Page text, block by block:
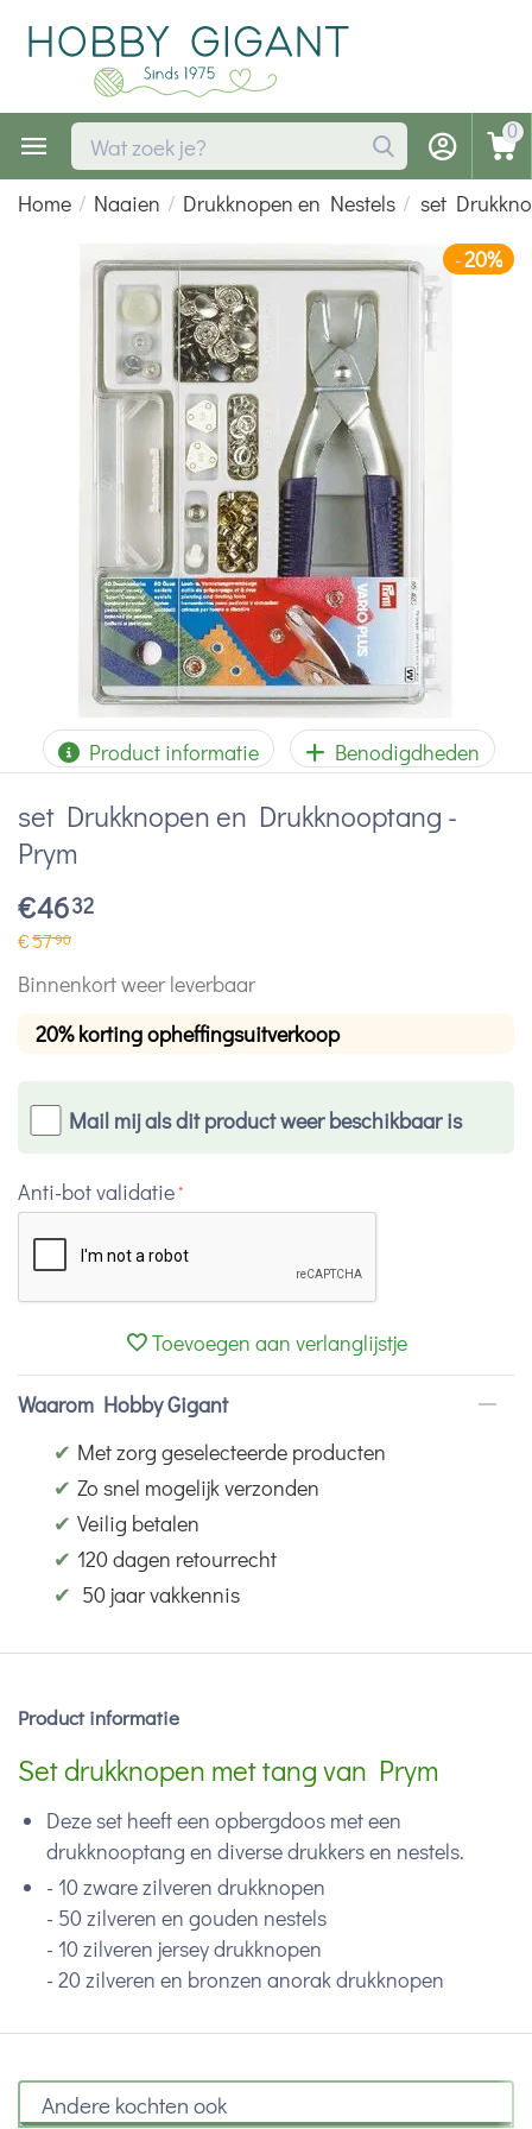
0
Home / Naaien / Drukknopen en Nestels / set
-20%
Product informatie Benodigdheden
set Drukknopen en Drukknooptang -
Prym
€4632
€5790
Binnenkort weer leverbaar
20% korting opheffingsuitverkoop
Mail mij als dit product weer beschikbaar is
Anti-bot validatie
Toevoegen aan verlanglijstje
Waarom Hobby Gigant
✔ Met zorg geselecteerde producten
✔ Zo snel mogelijk verzonden
✔ Veilig betalen
✔ 120 dagen retourrecht
✔ 50 jaar vakkennis
Product informatie
Set drukknopen met tang van Prym
Deze set heeft een opbergdoos met een
drukknooptang en diverse drukkers en nestels.
- 10 zware zilveren drukknopen
- 50 zilveren en gouden nestels
- 10 zilveren jersey drukknopen
- 20 zilveren en bronzen anorak drukknopen
Andere kochten ook